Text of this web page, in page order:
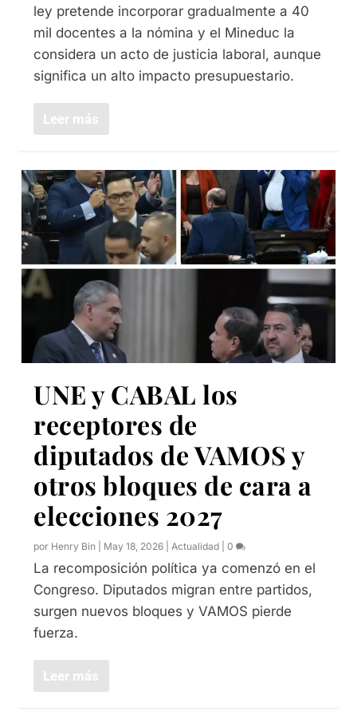
ley pretende incorporar gradualmente a 40
mil docentes a la nómina y el Mineduc la
considera un acto de justicia laboral, aunque
significa un alto impacto presupuestario.
Leer más
UNE y CABAL los
receptores de
diputados de VAMOS y
otros bloques de cara a
elecciones 2027
por Henry Bin May 18, 2026 Actualidad |0
La recomposición política ya comenzó en el
Congreso. Diputados migran entre partidos,
surgen nuevos bloques y VAMOS pierde
fuerza.
Leer más